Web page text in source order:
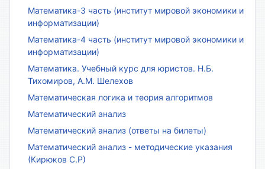
Математика-3 часть (институт мировой экономики и
информатизации)
Математика-4 часть (институт мировой экономики и
информатизации)
Математика. Учебный курс для юристов. Н.Б.
Тихомиров, А.М. Шелехов
Математическая логика и теория алгоритмов
Математический анализ
Математический анализ (ответы на билеты)
Математический анализ - методические указания
(Кирюков С.Р)